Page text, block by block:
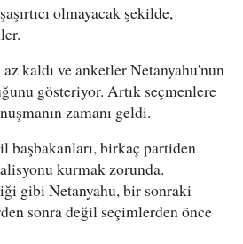
olmayacak şekilde,
kaldı ve anketler Netanyahu'nun
gösteriyor. Artık seçmenlere
zamanı geldi.
başbakanları, birkaç partiden
kurmak zorunda.
gibi Netanyahu, bir sonraki
sonra değil seçimlerden önce